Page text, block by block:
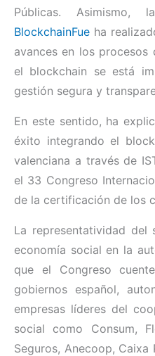
Públicas. Asimismo,
BlockchainFue ha
avances en los
el blockchain se está
gestión segura y
En este sentido, ha
éxito integrando el
valenciana a través de
el 33 Congreso
de la certificación de los
La representatividad
economía social en la
que el Congreso
gobiernos español,
empresas líderes del
social como Consum,
Seguros, Anecoop, Caixa